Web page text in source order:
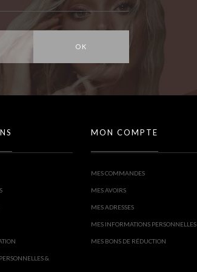
OK
&
MON COMPTE
MES COMMANDES
MES AVOIRS
MES ADRESSES
MES INFORMATIONS PERSONNELLES
MES BONS DE RÉDUCTION